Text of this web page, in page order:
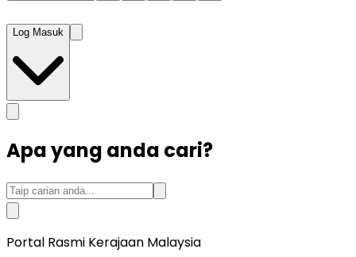
Log Masuk
Apa yang anda cari?
Portal Rasmi Kerajaan Malaysia